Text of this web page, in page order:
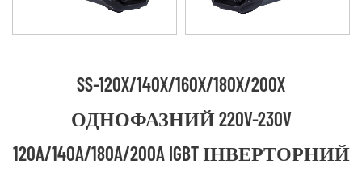
SS-120X/140X/160X/180X/200X
ОДНОФАЗНИЙ 220V-230V
120A/140A/180A/200A IGBT ІНВЕРТОРНИЙ